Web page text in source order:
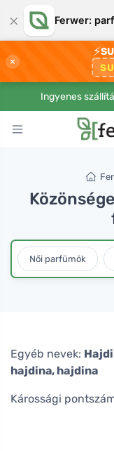
× Ferwer:
×
⚡
Ingyenes
Női parfümök
Egyéb nevek:
hajdina, hajdina
Károssági